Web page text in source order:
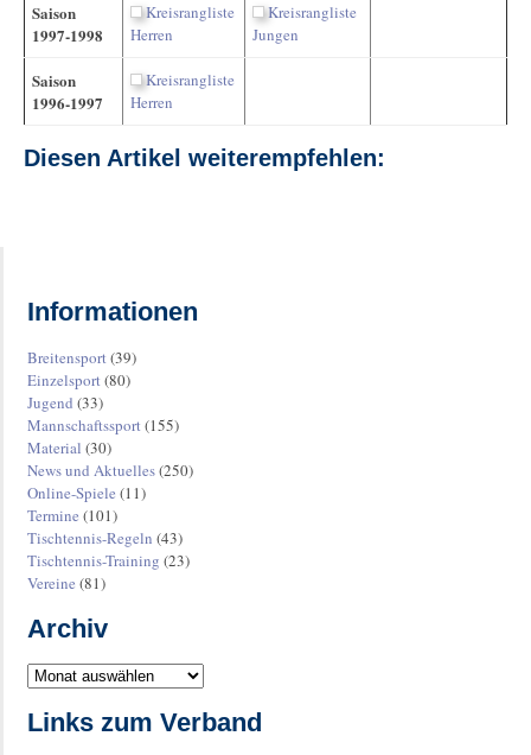
Saison
1997-1998
Kreisrangliste
Herren
Kreisrangliste
Jungen
Saison
1996-1997
Kreisrangliste
Herren
Diesen Artikel weiterempfehlen:
Informationen
Breitensport(39)
Einzelsport(80)
Jugend (33)
Mannschaftssport(155)
Material (30)
News und Aktuelles(250)
Online-Spiele (11)
Termine (101)
Tischtennis-Regeln (43)
Tischtennis-Training (23)
Vereine (81)
Archiv
Links zum Verband